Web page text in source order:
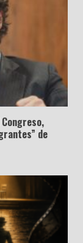
de